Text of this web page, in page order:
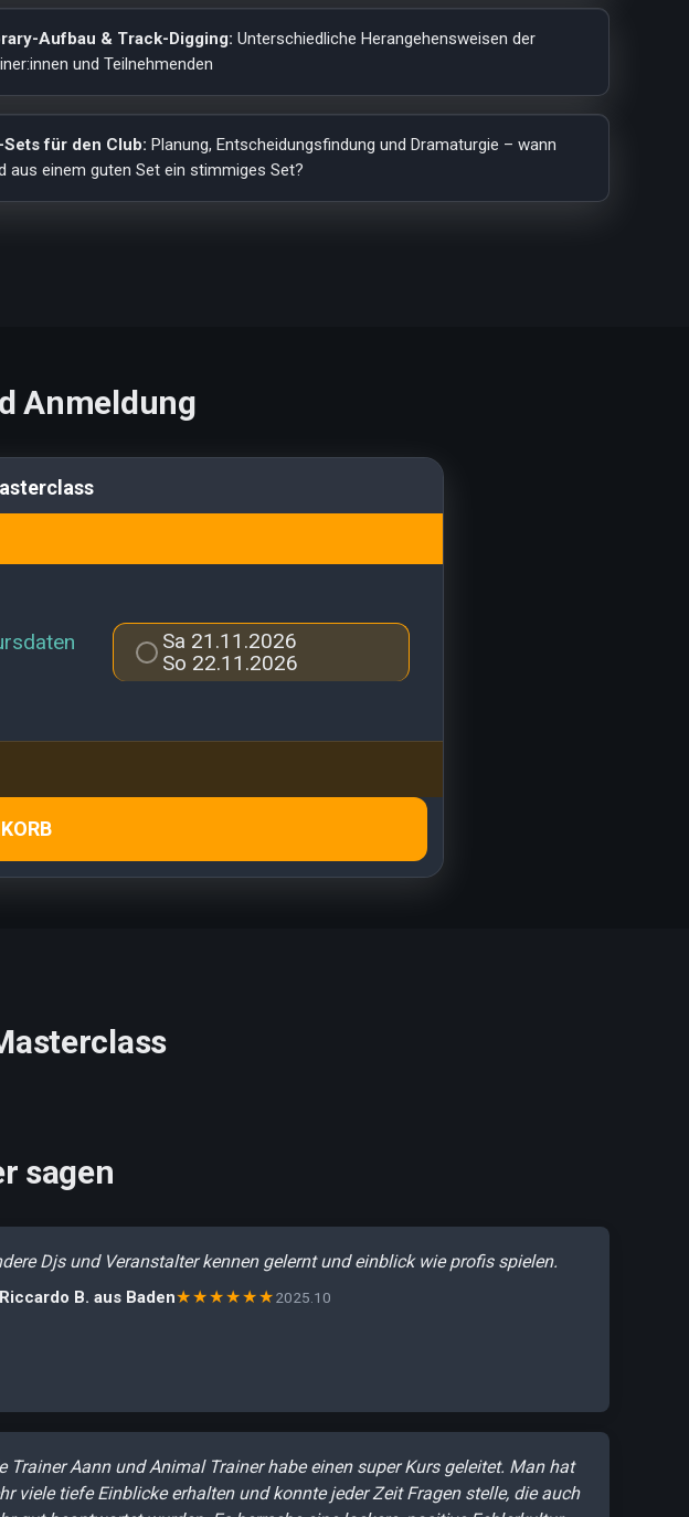
Aufbau & Track-Digging: Unterschiedliche Herangehensweisen der
und Teilnehmenden
Sets für den Club: Planung, Entscheidungsfindung und Dramaturgie – wann
aus einem guten Set ein stimmiges Set?
Anmeldung
Sa 21.11.2026
So 22.11.2026
sagen
Djs und Veranstalter kennen gelernt und einblick wie profis spielen.
B. aus Baden★★★★★★2025.10
Trainer Aann und Animal Trainer habe einen super Kurs geleitet. Man hat
viele tiefe Einblicke erhalten und konnte jeder Zeit Fragen stelle, die auch